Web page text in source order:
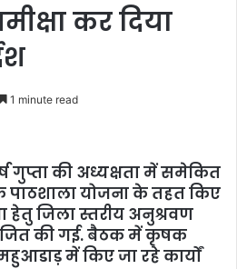
कर दिया
1 minute read
गुप्ता की अध्यक्षता में समेकित
पाठशाला योजना के तहत किए
हेतु जिला स्तरीय अनुश्रवण
की गई. बैठक में कृषक
में किए जा रहे कार्यों